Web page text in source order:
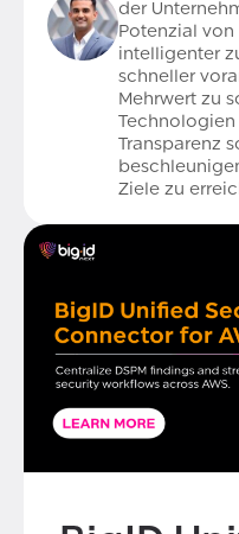
der
Potenzial von
intelligenter
schneller
Mehrwert zu
Technologien
Transparenz
Ziele zu